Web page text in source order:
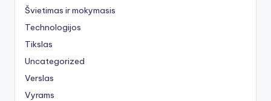
Švietimas ir mokymasis
Technologijos
Tikslas
Uncategorized
Verslas
Vyrams